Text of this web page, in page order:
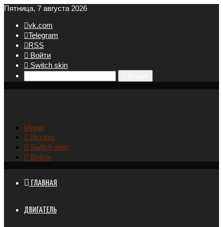
Пятница, 7 августа 2026
vk.com
Telegram
RSS
Войти
Switch skin
Меню
Искать
Switch skin
Войти
ГЛАВНАЯ
ДВИГАТЕЛЬ